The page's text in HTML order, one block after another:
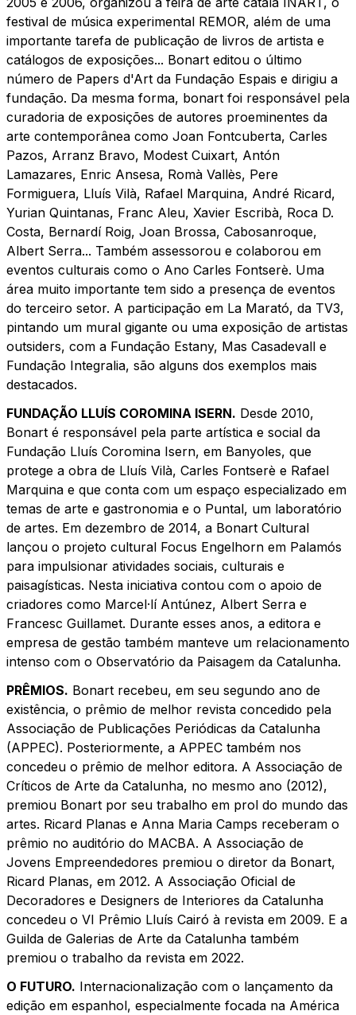
festival de música experimental REMOR, além de uma
importante tarefa de publicação de livros de artista e
catálogos de exposições... Bonart editou o último
número de Papers d'Art da Fundação Espais e dirigiu a
fundação. Da mesma forma, bonart foi responsável pela
curadoria de exposições de autores proeminentes da
arte contemporânea como Joan Fontcuberta, Carles
Pazos, Arranz Bravo, Modest Cuixart, Antón
Lamazares, Enric Ansesa, Romà Vallès, Pere
Formiguera, Lluís Vilà, Rafael Marquina, André Ricard,
Yurian Quintanas, Franc Aleu, Xavier Escribà, Roca D.
Costa, Bernardí Roig, Joan Brossa, Cabosanroque,
Albert Serra... Também assessorou e colaborou em
eventos culturais como o Ano Carles Fontserè. Uma
área muito importante tem sido a presença de eventos
do terceiro setor. A participação em La Marató, da TV3,
pintando um mural gigante ou uma exposição de artistas
outsiders, com a Fundação Estany, Mas Casadevall e
Fundação Integralia, são alguns dos exemplos mais
destacados.
FUNDAÇÃO LLUÍS COROMINA ISERN. Desde 2010,
Bonart é responsável pela parte artística e social da
Fundação Lluís Coromina Isern, em Banyoles, que
protege a obra de Lluís Vilà, Carles Fontserè e Rafael
Marquina e que conta com um espaço especializado em
temas de arte e gastronomia e o Puntal, um laboratório
de artes. Em dezembro de 2014, a Bonart Cultural
lançou o projeto cultural Focus Engelhorn em Palamós
para impulsionar atividades sociais, culturais e
paisagísticas. Nesta iniciativa contou com o apoio de
criadores como Marcel·lí Antúnez, Albert Serra e
Francesc Guillamet. Durante esses anos, a editora e
empresa de gestão também manteve um relacionamento
intenso com o Observatório da Paisagem da Catalunha.
PRÊMIOS. Bonart recebeu, em seu segundo ano de
existência, o prêmio de melhor revista concedido pela
Associação de Publicações Periódicas da Catalunha
(APPEC). Posteriormente, a APPEC também nos
concedeu o prêmio de melhor editora. A Associação de
Críticos de Arte da Catalunha, no mesmo ano (2012),
premiou Bonart por seu trabalho em prol do mundo das
artes. Ricard Planas e Anna Maria Camps receberam o
prêmio no auditório do MACBA. A Associação de
Jovens Empreendedores premiou o diretor da Bonart,
Ricard Planas, em 2012. A Associação Oficial de
Decoradores e Designers de Interiores da Catalunha
concedeu o VI Prêmio Lluís Cairó à revista em 2009. E a
Guilda de Galerias de Arte da Catalunha também
premiou o trabalho da revista em 2022.
O FUTURO. Internacionalização com o lançamento da
edição em espanhol, especialmente focada na América